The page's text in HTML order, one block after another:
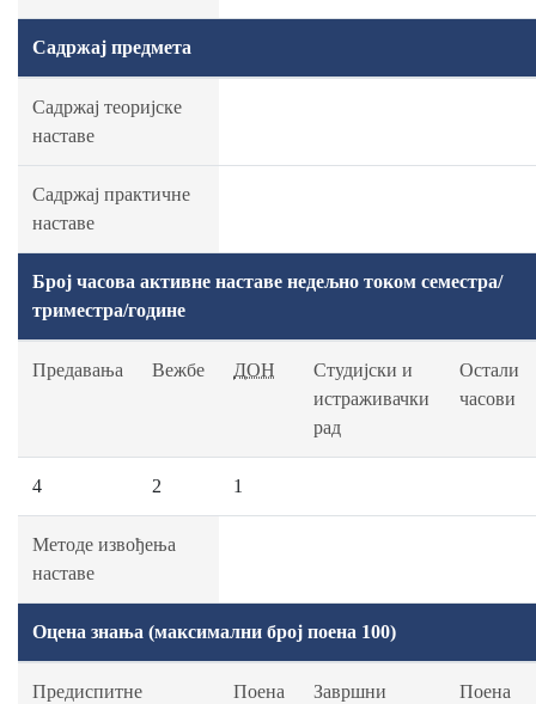
Садржај предмета
Садржај теоријске
наставе
Садржај практичне
наставе
Број часова активне наставе недељно током семестра/
триместра/године
Предавања Вежбе ДОН
Студијски и
истраживачки
рад
Остали
часови
4 2 1
Методе извођења
наставе
Оцена знања (максимални број поена 100)
Предиспитне
Поена
Завршни
Поена